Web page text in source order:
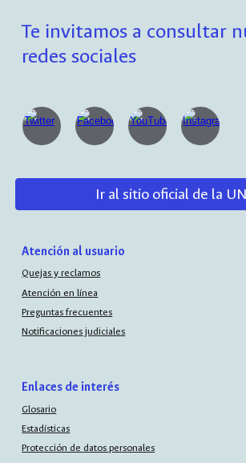
Te invitamos a consultar
redes sociales
Ir al sitio oficial de la
Atención al usuario
Quejas y reclamos
Atención en línea
Preguntas frecuentes
Notificaciones judiciales
Enlaces de interés
Glosario
Estadísticas
Protección de datos personales